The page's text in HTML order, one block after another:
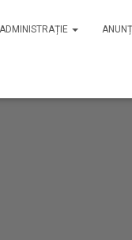
ADMINISTRAȚIE